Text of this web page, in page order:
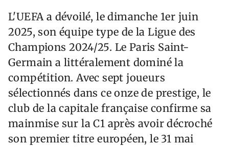
L'UEFA a dévoilé, le dimanche 1er juin
2025, son équipe type de la Ligue des
Champions 2024/25. Le Paris Saint-
Germain a littéralement dominé la
compétition. Avec sept joueurs
sélectionnés dans ce onze de prestige, le
club de la capitale française confirme sa
mainmise sur la C1 après avoir décroché
son premier titre européen, le 31 mai